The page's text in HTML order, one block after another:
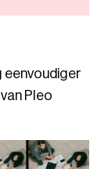
eenvoudiger
Pleo